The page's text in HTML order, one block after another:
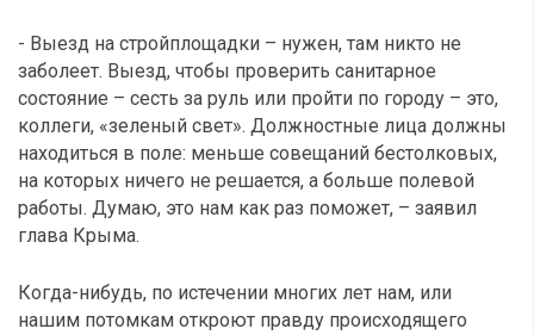
- Выезд на стройплощадки – нужен, там никто не
заболеет. Выезд, чтобы проверить санитарное
состояние – сесть за руль или пройти по городу – это,
коллеги, «зеленый свет». Должностные лица должны
находиться в поле: меньше совещаний бестолковых,
на которых ничего не решается, а больше полевой
работы. Думаю, это нам как раз поможет, – заявил
глава Крыма.
Когда-нибудь, по истечении многих лет нам, или
нашим потомкам откроют правду происходящего